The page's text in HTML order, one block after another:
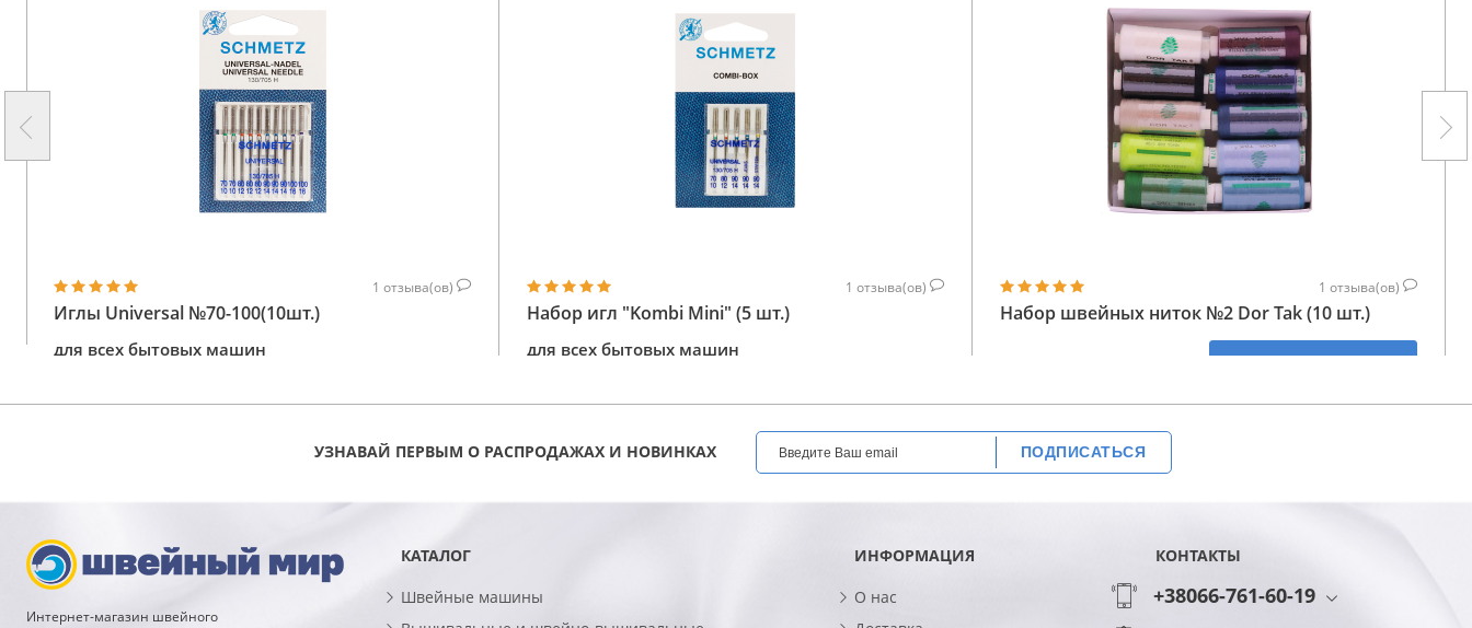
1 отзыва(ов)
Иглы Universal №70-100(10шт.)
для всех бытовых машин
1 отзыва(ов)
Набор игл "Kombi Mini" (5 шт.)
для всех бытовых машин
1 отзыва(ов)
Набор швейных ниток №2 Dor Tak (10 шт.)
УЗНАВАЙ ПЕРВЫМ О РАСПРОДАЖАХ И НОВИНКАХ ПОДПИСАТЬСЯ
Интернет-магазин швейного
КАТАЛОГ
Швейные машины
ИНФОРМАЦИЯ
О нас
КОНТАКТЫ
+38066-761-60-19